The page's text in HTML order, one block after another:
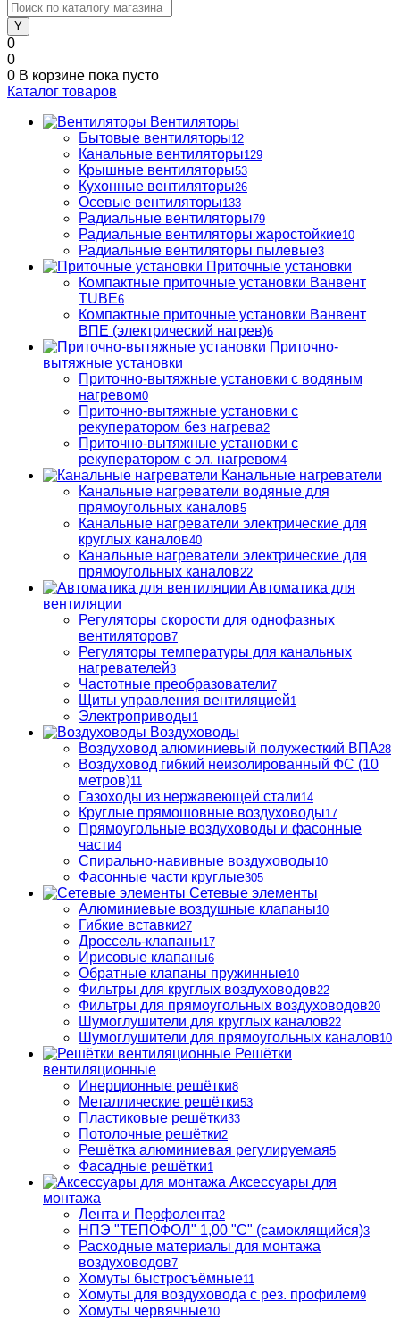
0
0
0 В корзине пока пусто
Каталог товаров
Вентиляторы
Бытовые вентиляторы12
Канальные вентиляторы129
Крышные вентиляторы53
Кухонные вентиляторы26
Осевые вентиляторы133
Радиальные вентиляторы79
Радиальные вентиляторы жаростойкие10
Радиальные вентиляторы пылевые3
Приточные установки
Компактные приточные установки Ванвент
TUBE6
Компактные приточные установки Ванвент
ВПЕ (электрический нагрев)6
Приточно-
вытяжные установки
Приточно-вытяжные установки с водяным
нагревом0
Приточно-вытяжные установки с
рекуператором без нагрева2
Приточно-вытяжные установки с
рекуператором с эл. нагревом4
Канальные нагреватели
Канальные нагреватели водяные для
прямоугольных каналов5
Канальные нагреватели электрические для
круглых каналов40
Канальные нагреватели электрические для
прямоугольных каналов22
Автоматика для
вентиляции
Регуляторы скорости для однофазных
вентиляторов7
Регуляторы температуры для канальных
нагревателей3
Частотные преобразователи7
Щиты управления вентиляцией1
Электроприводы1
Воздуховоды
Воздуховод алюминиевый полужесткий ВПА28
Воздуховод гибкий неизолированный ФС (10
метров)11
Газоходы из нержавеющей стали14
Круглые прямошовные воздуховоды17
Прямоугольные воздуховоды и фасонные
части4
Спирально-навивные воздуховоды10
Фасонные части круглые305
Сетевые элементы
Алюминиевые воздушные клапаны10
Гибкие вставки27
Дроссель-клапаны17
Ирисовые клапаны6
Обратные клапаны пружинные10
Фильтры для круглых воздуховодов22
Фильтры для прямоугольных воздуховодов20
Шумоглушители для круглых каналов22
Шумоглушители для прямоугольных каналов10
Решётки
вентиляционные
Инерционные решётки8
Металлические решётки53
Пластиковые решётки33
Потолочные решётки2
Решётка алюминиевая регулируемая5
Фасадные решётки1
Аксессуары для
монтажа
Лента и Перфолента2
НПЭ "ТЕПОФОЛ" 1,00 "С" (самоклящийся)3
Расходные материалы для монтажа
воздуховодов7
Хомуты быстросъёмные11
Хомуты для воздуховода с рез. профилем9
Хомуты червячные10